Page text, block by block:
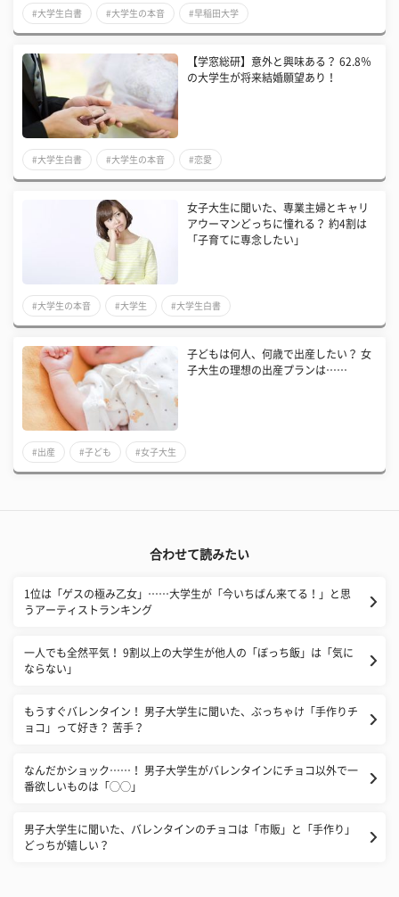
#大学生白書 #大学生の本音 #早稲田大学
【学窓総研】意外と興味ある？ 62.8％
の大学生が将来結婚願望あり！
#大学生白書 #大学生の本音 #恋愛
女子大生に聞いた、専業主婦とキャリ
アウーマンどっちに憧れる？ 約4割は
「子育てに専念したい」
#大学生の本音 #大学生 #大学生白書
子どもは何人、何歳で出産したい？ 女
子大生の理想の出産プランは……
#出産 #子ども #女子大生
合わせて読みたい
1位は「ゲスの極み乙女」……大学生が「今いちばん来てる！」と思
うアーティストランキング
一人でも全然平気！ 9割以上の大学生が他人の「ぼっち飯」は「気に
ならない」
もうすぐバレンタイン！ 男子大学生に聞いた、ぶっちゃけ「手作りチ
ョコ」って好き？ 苦手？
なんだかショック……！ 男子大学生がバレンタインにチョコ以外で一
番欲しいものは「◯◯」
男子大学生に聞いた、バレンタインのチョコは「市販」と「手作り」
どっちが嬉しい？